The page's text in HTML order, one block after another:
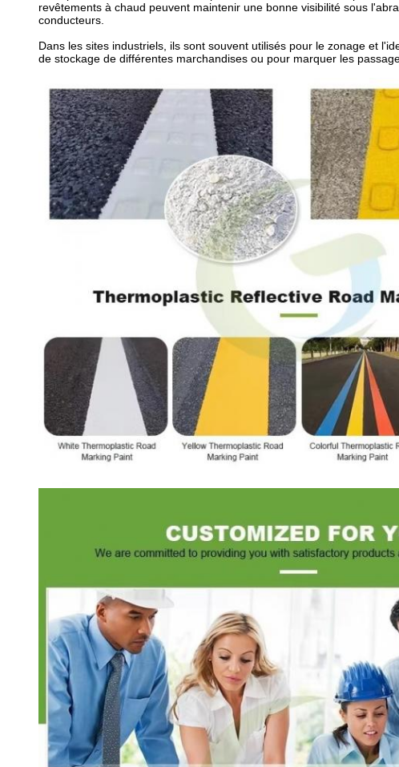
revêtements à chaud peuvent maintenir une bonne visibilité sous
conducteurs.
Dans les sites industriels, ils sont souvent utilisés pour le zonage et
de stockage de différentes marchandises ou pour marquer les